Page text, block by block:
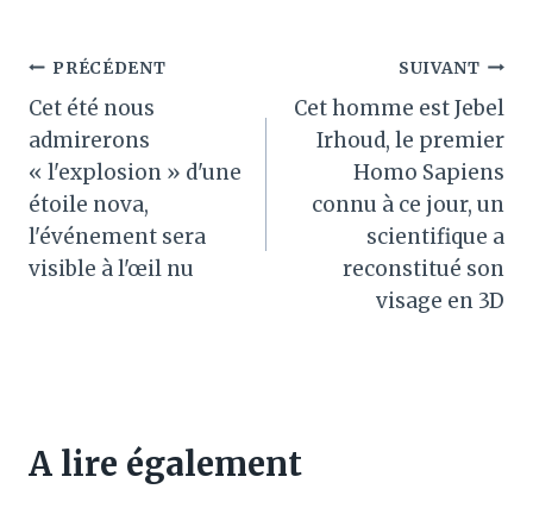
Navigation
de
l’article
PRÉCÉDENT
Cet été nous
admirerons
« l'explosion » d'une
étoile nova,
l'événement sera
visible à l'œil nu
SUIVANT
Cet homme est Jebel
Irhoud, le premier
Homo Sapiens
connu à ce jour, un
scientifique a
reconstitué son
visage en 3D
A lire également